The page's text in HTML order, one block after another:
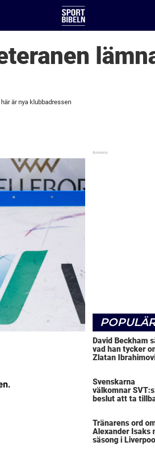
är nya klubbadressen
David Beckham
vad han tycker
Zlatan
Svenskarna
välkomnar SVT:s
beslut att ta
Tränarens ord
Alexander Isaks
säsong i Liverpool